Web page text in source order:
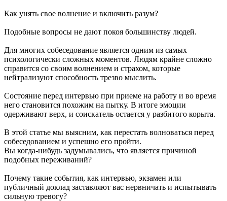
Как унять свое волнение и включить разум?
Подобные вопросы не дают покоя большинству людей.
Для многих собеседование является одним из самых
психологически сложных моментов. Людям крайне сложно
справится со своим волнением и страхом, которые
нейтрализуют способность трезво мыслить.
Состояние перед интервью при приеме на работу и во время
него становится похожим на пытку. В итоге эмоции
одерживают верх, и соискатель остается у разбитого корыта.
В этой статье мы выясним, как перестать волноваться перед
собеседованием и успешно его пройти.
Вы когда-нибудь задумывались, что является причиной
подобных переживаний?
Почему такие события, как интервью, экзамен или
публичный доклад заставляют вас нервничать и испытывать
сильную тревогу?